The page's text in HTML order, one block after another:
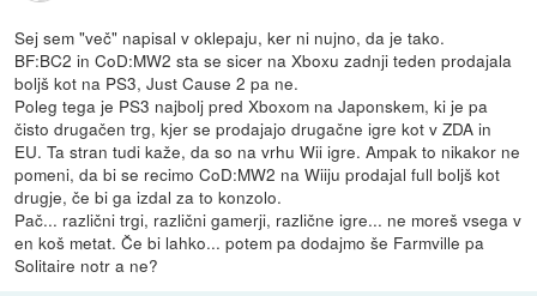
Sej sem "več" napisal v oklepaju, ker ni nujno, da je tako.
BF:BC2 in CoD:MW2 sta se sicer na Xboxu zadnji teden prodajala
boljš kot na PS3, Just Cause 2 pa ne.
Poleg tega je PS3 najbolj pred Xboxom na Japonskem, ki je pa
čisto drugačen trg, kjer se prodajajo drugačne igre kot v ZDA in
EU. Ta stran tudi kaže, da so na vrhu Wii igre. Ampak to nikakor ne
pomeni, da bi se recimo CoD:MW2 na Wiiju prodajal full boljš kot
drugje, če bi ga izdal za to konzolo.
Pač... različni trgi, različni gamerji, različne igre... ne moreš vsega v
en koš metat. Če bi lahko... potem pa dodajmo še Farmville pa
Solitaire notr a ne?